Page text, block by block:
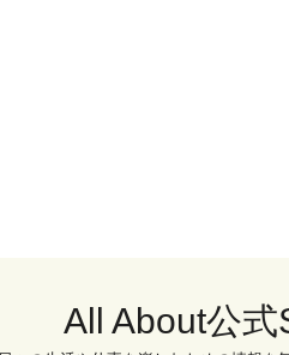
All About公式